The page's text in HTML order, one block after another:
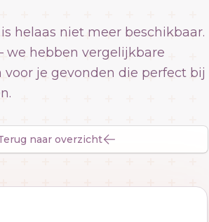
helaas niet meer beschikbaar.
we hebben vergelijkbare
je gevonden die perfect bij
naar overzicht